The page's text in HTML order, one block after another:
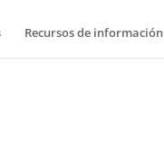
Recursos de información